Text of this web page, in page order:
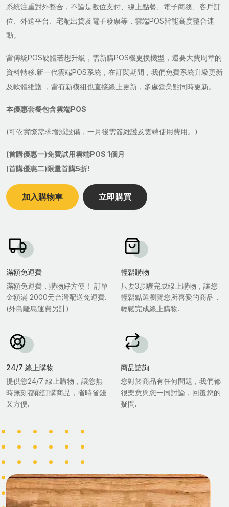
系統注重對外整合，不論是數位支付、線上點餐、電子商務、客戶訂
位、外送平台、宅配出貨及電子發票等，雲端POS皆能高度整合連
動。
當傳統POS硬體若想升級，需新購POS機更換機型，還要大費周章的
資料轉移.新一代雲端POS系統，在訂閱期間，我們免費系統升級更新
及軟體維護 ，當有新模組也直接線上更新，多處營業點同時更新。
本優惠套餐包含雲端POS
(可依實際需求增減設備，一月後需簽維護及雲端使用費用。)
(首購優惠一)免費試用雲端POS 1個月
(首購優惠二)限量首購5折!
加入購物車 立即購買
滿額免運費
滿額免運費，購物好方便！ 訂單
金額滿 2000元台灣配送免運費.
(外島離島運費另計)
輕鬆購物
只要3步驟完成線上購物，讓您
輕鬆點選瀏覽您所喜愛的商品，
輕鬆完成線上購物.
24/7 線上購物
提供您24/7 線上購物，讓您無
時無刻都能訂購商品，省時省錢
又方便.
商品諮詢
您對於商品有任何問題，我們都
很樂意與您一同討論，回覆您的
疑問.